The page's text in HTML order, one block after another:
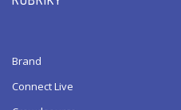
Brand
Connect Live